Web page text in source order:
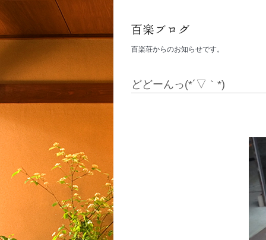
百楽荘からのお知らせです。
どどーんっ(*´▽｀*)